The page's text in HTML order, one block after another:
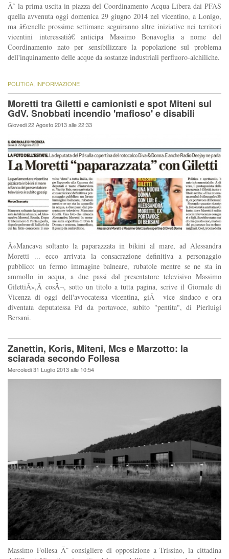
Ãˆ la prima uscita in piazza del Coordinamento Acqua Libera dai PFAS
quella avvenuta oggi domenica 29 giugno 2014 nel vicentino, a Lonigo,
ma â€œnelle prossime settimane seguiranno altre iniziative nei territori
vicentini interessatiâ€ anticipa Massimo Bonavoglia a nome del
Coordinamento nato per sensibilizzare la popolazione sul problema
dell'inquinamento delle acque da sostanze industriali perfluoro-alchiliche.
POLITICA INFORMAZIONE
Moretti tra Giletti e camionisti e spot Miteni sul
GdV. Snobbati incendio 'mafioso' e disabili
Giovedi 22 Agosto 2013 alle 22:33
Â«Mancava soltanto la paparazzata in bikini al mare, ad Alessandra
Moretti ... ecco arrivata la consacrazione definitiva a personaggio
pubblico: un fermo immagine balneare, rubatole mentre se ne sta in
ammollo in acqua, a due passi dal presentatore televisivo Massimo
GilettiÂ»,Â cosÃ¬, sotto un titolo a tutta pagina, scrive il Giornale di
Vicenza di oggi dell'avvocatessa vicentina, giÃ vice sindaco e ora
diventata deputatessa Pd da portavoce, subito "pentita", di Pierluigi
Bersani.
Zanettin, Koris, Miteni, Mcs e Marzotto: la
sciarada secondo Follesa
Mercoledi 31 Luglio 2013 alle 10:54
Massimo Follesa Ã¨ consigliere di opposizione a Trissino, la cittadina